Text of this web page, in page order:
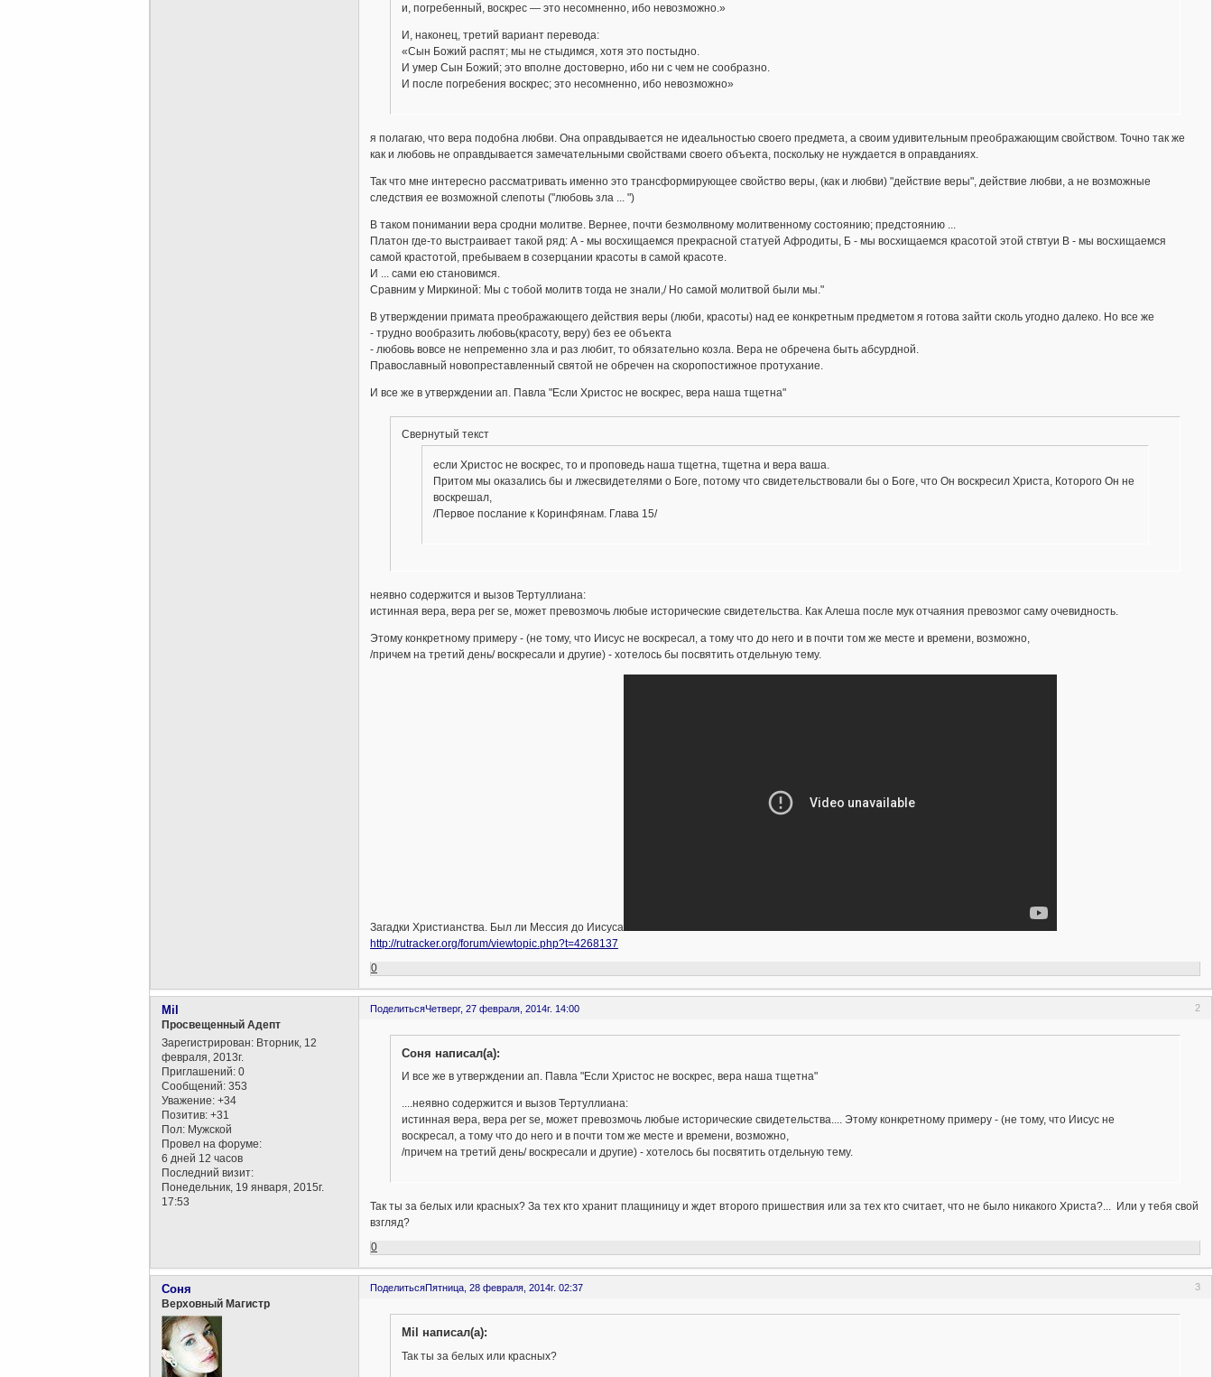
и, погребенный, воскрес — это несомненно, ибо невозможно.»
И, наконец, третий вариант перевода:
«Сын Божий распят; мы не стыдимся, хотя это постыдно.
И умер Сын Божий; это вполне достоверно, ибо ни с чем не сообразно.
И после погребения воскрес; это несомненно, ибо невозможно»
я полагаю, что вера подобна любви. Она оправдывается не идеальностью своего предмета, а своим удивительным преображающим свойством. Точно так же
как и любовь не оправдывается замечательными свойствами своего объекта, поскольку не нуждается в оправданиях.
Так что мне интересно рассматривать именно это трансформирующее свойство веры, (как и любви) "действие веры", действие любви, а не возможные
следствия ее возможной слепоты ("любовь зла ... ")
В таком понимании вера сродни молитве. Вернее, почти безмолвному молитвенному состоянию; предстоянию ...
Платон где-то выстраивает такой ряд: А - мы восхищаемся прекрасной статуей Афродиты, Б - мы восхищаемся красотой этой ствтуи В - мы восхищаемся
самой крастотой, пребываем в созерцании красоты в самой красоте.
И ... сами ею становимся.
Сравним у Миркиной: Мы с тобой молитв тогда не знали,/ Но самой молитвой были мы."
В утверждении примата преображающего действия веры (люби, красоты) над ее конкретным предметом я готова зайти сколь угодно далеко. Но все же
- трудно вообразить любовь(красоту, веру) без ее объекта
- любовь вовсе не непременно зла и раз любит, то обязательно козла. Вера не обречена быть абсурдной.
Православный новопреставленный святой не обречен на скоропостижное протухание.
И все же в утверждении ап. Павла "Если Христос не воскрес, вера наша тщетна"
Свернутый текст
если Христос не воскрес, то и проповедь наша тщетна, тщетна и вера ваша.
Притом мы оказались бы и лжесвидетелями о Боге, потому что свидетельствовали бы о Боге, что Он воскресил Христа, Которого Он не
воскрешал,
/Первое послание к Коринфянам. Глава 15/
неявно содержится и вызов Тертуллиана:
истинная вера, вера per se, может превозмочь любые исторические свидетельства. Как Алеша после мук отчаяния превозмог саму очевидность.
Этому конкретному примеру - (не тому, что Иисус не воскресал, а тому что до него и в почти том же месте и времени, возможно,
/причем на третий день/ воскресали и другие) - хотелось бы посвятить отдельную тему.
Загадки Христианства. Был ли Мессия до Иисуса
http://rutracker.org/forum/viewtopic.php?t=4268137
0
Поделиться 2
Четверг, 27 февраля, 2014г. 14:00
Mil
Просвещенный Адепт
Зарегистрирован: Вторник, 12
февраля, 2013г.
Приглашений: 0
Сообщений: 353
Уважение: +34
Позитив: +31
Пол: Мужской
Провел на форуме:
6 дней 12 часов
Последний визит:
Понедельник, 19 января, 2015г.
17:53
Соня написал(а):
И все же в утверждении ап. Павла "Если Христос не воскрес, вера наша тщетна"
....неявно содержится и вызов Тертуллиана:
истинная вера, вера per se, может превозмочь любые исторические свидетельства.... Этому конкретному примеру - (не тому, что Иисус не
воскресал, а тому что до него и в почти том же месте и времени, возможно,
/причем на третий день/ воскресали и другие) - хотелось бы посвятить отдельную тему.
Так ты за белых или красных? За тех кто хранит плащиницу и ждет второго пришествия или за тех кто считает, что не было никакого Христа?... Или у тебя свой
взгляд?
0
Поделиться 3
Пятница, 28 февраля, 2014г. 02:37
Соня
Верховный Магистр
Mil написал(а):
Так ты за белых или красных?